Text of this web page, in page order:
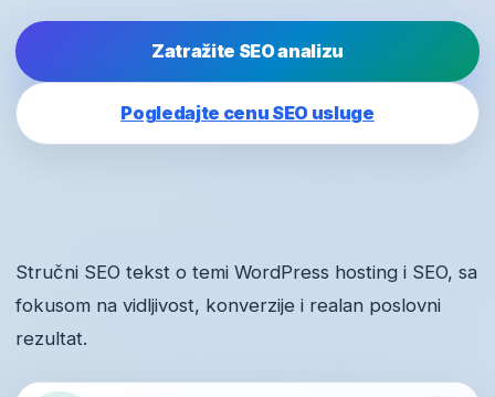
Zatražite SEO analizu
Pogledajte cenu SEO usluge
Stručni SEO tekst o temi WordPress hosting i SEO, sa
fokusom na vidljivost, konverzije i realan poslovni
rezultat.